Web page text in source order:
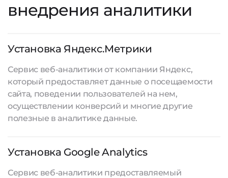
внедрения аналитики
Установка Яндекс.Метрики
Сервис веб-аналитики от компании Яндекс,
который предоставляет данные о посещаемости
сайта, поведении пользователей на нем,
осуществлении конверсий и многие другие
полезные в аналитике данные.
Установка Google Analytics
Сервис веб-аналитики предоставляемый